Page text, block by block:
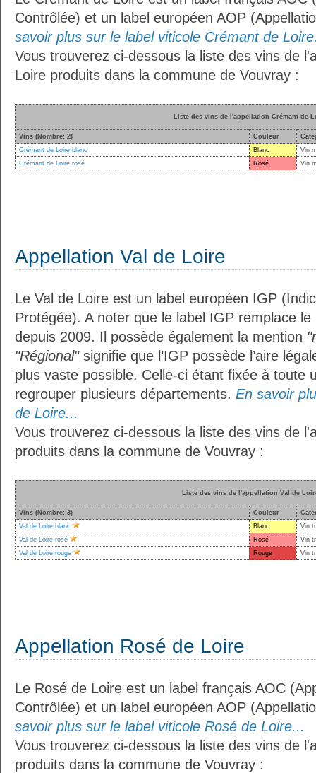
Contrôlée) et un label européen AOP
savoir plus sur le label viticole Crémant de
Vous trouverez ci-dessous la liste des vins de
Loire produits dans la commune de Vouvray :
Liste des vins de l'appellation Crémant de
Vins (Nombre: 2) Couleur
Crémant de Loire blanc
Blanc
Vin
Crémant de Loire rosé
Rosé Vin
Appellation Val de Loire
Le Val de Loire est un label européen IGP
Protégée). A noter que le label IGP remplace
depuis 2009. Il possède également la mention
"Régional"signifie que l’IGP possède l’aire
plus vaste possible. Celle-ci étant fixée à toute
regrouper plusieurs départements. En savoir
de Loire...
Vous trouverez ci-dessous la liste des vins de
produits dans la commune de Vouvray :
Liste des vins de l'appellation Val de
Vins (Nombre: 3) Couleur
Val de Loire blanc
Blanc
Vin
Val de Loire rosé
Rosé
Vin
Val de Loire rouge
Rouge Vin
Appellation Rosé de Loire
Le Rosé de Loire est un label français AOC
Contrôlée) et un label européen AOP
savoir plus sur le label viticole Rosé de Loire...
Vous trouverez ci-dessous la liste des vins de
produits dans la commune de Vouvray :